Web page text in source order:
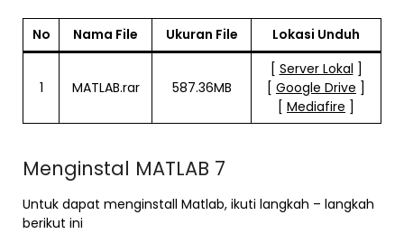
No Nama File Ukuran File Lokasi Unduh
1 MATLAB.rar 587.36MB
[ Server Lokal ]
[ Google Drive ]
[ Mediafire ]
Menginstal MATLAB 7
Untuk dapat menginstall Matlab, ikuti langkah – langkah
berikut ini